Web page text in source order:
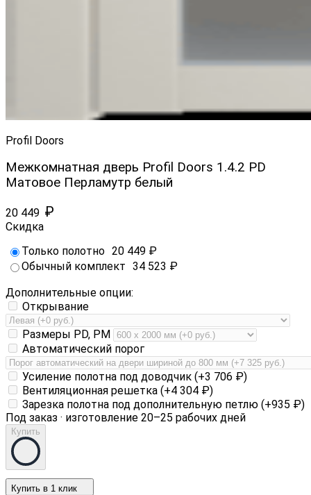
Profil Doors
Межкомнатная дверь Profil Doors 1.4.2 PD
Матовое Перламутр белый
20 449 ₽
Скидка
Только полотно 20 449 ₽
Обычный комплект 34 523 ₽
Дополнительные опции:
Открывание
Размеры PD, PM
Автоматический порог
Усиление полотна под доводчик (+3 706 ₽)
Вентиляционная решетка (+4 304 ₽)
Зарезка полотна под дополнительную петлю (+935 ₽)
Под заказ · изготовление 20–25 рабочих дней
Купить
Купить в 1 клик